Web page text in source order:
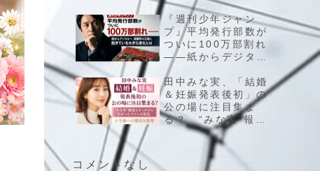
の結婚と家族の歩み
を振り返る
『週刊少年ジャン
プ』平均発行部数が
ついに100万部割れ
――紙からデジタル
へ、漫画界の王者に
起きている大きな変
化とは
田中みな実、「結婚
＆妊娠発表後初」の
公の場に注目集ま
る？ “みな実”報道
をきっかけに広がっ
たファンの反応と今
後への期待を整理
コメントなし